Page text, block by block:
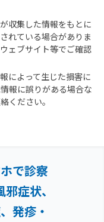
収集した情報をもとに
れている場合がありま
ェブサイト等でご確認
によって生じた損害に
報に誤りがある場合な
ください。
で診察
症状、
発疹・